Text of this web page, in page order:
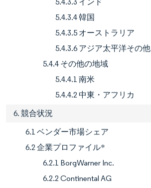
5.4.3.4 韓国
5.4.3.5 オーストラリア
5.4.3.6 アジア太平洋その他
5.4.4 その他の地域
5.4.4.1 南米
5.4.4.2 中東・アフリカ
6. 競合状況
6.1 ベンダー市場シェア
6.2 企業プロファイル*
6.2.1 BorgWarner Inc.
6.2.2 Continental AG